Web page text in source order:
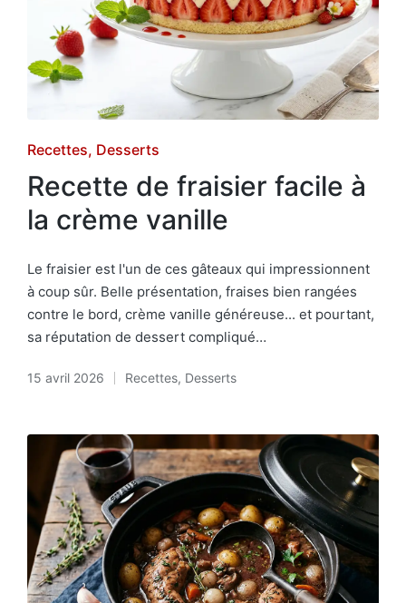
Posted
in
Recettes Desserts
Recette de fraisier facile à
la crème vanille
Le fraisier est l'un de ces gâteaux qui impressionnent
à coup sûr. Belle présentation, fraises bien rangées
contre le bord, crème vanille généreuse... et pourtant,
sa réputation de dessert compliqué…
15 avril 2026
Posted
Recettes, Desserts